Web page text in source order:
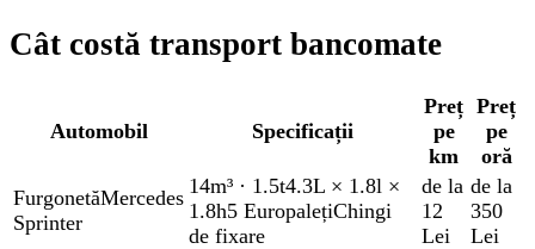
Cât costă transport bancomate
Automobil Specificații
Preț
pe
km
Preț
pe
oră
FurgonetăMercedes
Sprinter
14m³ · 1.5t4.3L × 1.8l ×
1.8h5 EuropalețiChingi
de fixare
de la
12
Lei
de la
350
Lei